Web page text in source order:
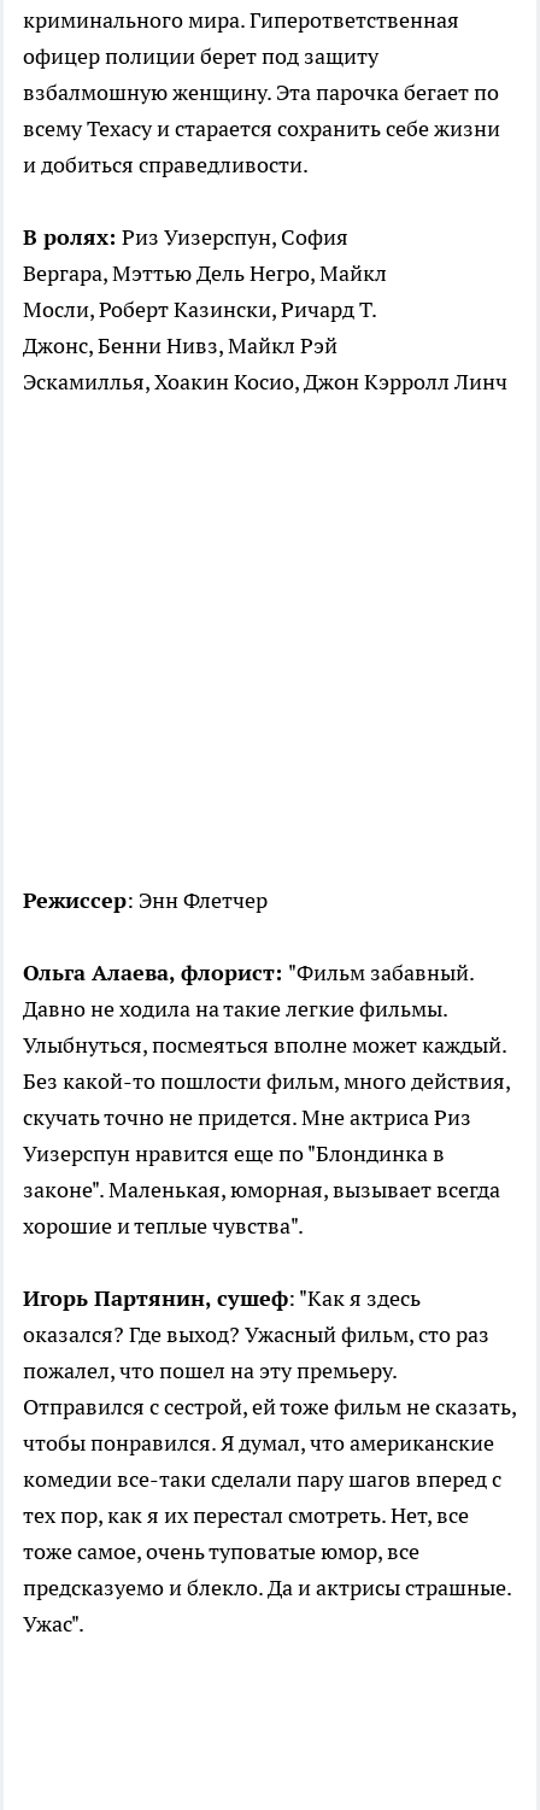
криминального мира. Гиперответственная
офицер полиции берет под защиту
взбалмошную женщину. Эта парочка бегает по
всему Техасу и старается сохранить себе жизни
и добиться справедливости.
В ролях: Риз Уизерспун, София
Вергара, Мэттью Дель Негро, Майкл
Мосли, Роберт Казински, Ричард Т.
Джонс, Бенни Нивз, Майкл Рэй
Эскамиллья, Хоакин Косио, Джон Кэрролл Линч
Режиссер: Энн Флетчер
Ольга Алаева, флорист: "Фильм забавный.
Давно не ходила на такие легкие фильмы.
Улыбнуться, посмеяться вполне может каждый.
Без какой-то пошлости фильм, много действия,
скучать точно не придется. Мне актриса Риз
Уизерспун нравится еще по "Блондинка в
законе". Маленькая, юморная, вызывает всегда
хорошие и теплые чувства".
Игорь Партянин, сушеф: "Как я здесь
оказался? Где выход? Ужасный фильм, сто раз
пожалел, что пошел на эту премьеру.
Отправился с сестрой, ей тоже фильм не сказать,
чтобы понравился. Я думал, что американские
комедии все-таки сделали пару шагов вперед с
тех пор, как я их перестал смотреть. Нет, все
тоже самое, очень туповатые юмор, все
предсказуемо и блекло. Да и актрисы страшные.
Ужас".